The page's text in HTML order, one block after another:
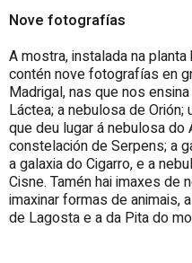
Nove fotografías
A mostra, instalada na
contén nove fotografías en
Madrigal, nas que nos
Láctea; a nebulosa de Orión;
que deu lugar á nebulosa
constelación de Serpens; a
a galaxia do Cigarro, e a
Cisne. Tamén hai imaxes
imaxinar formas de animais,
de Lagosta e a da Pita do